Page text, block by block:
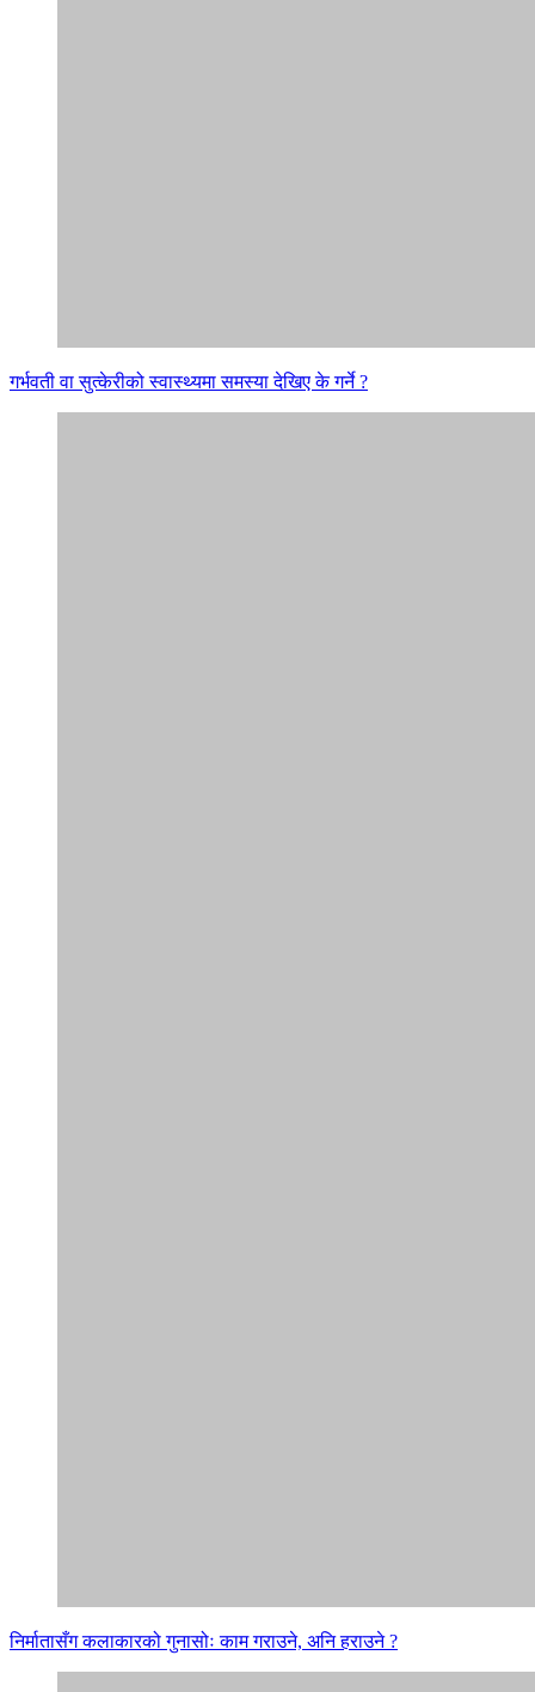
गर्भवती वा सुत्केरीको स्वास्थ्यमा समस्या देखिए के गर्ने ?
निर्मातासँग कलाकारको गुनासोः काम गराउने, अनि हराउने ?